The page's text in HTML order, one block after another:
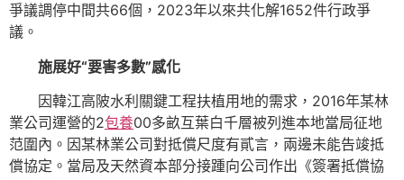
爭議調停中間共66個，2023年以來共化解1652件行政爭
議。
施展好“要害多數”感化
因韓江高陂水利關鍵工程扶植用地的需求，2016年某林
業公司運營的2包養00多畝互葉白千層被列進本地當局征地
范圍內。因某林業公司對抵償尺度有貳言，兩邊未能告竣抵
償協定。當局及天然資本部分接踵向公司作出《簽署抵償協